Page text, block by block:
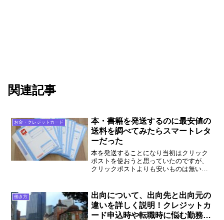
関連記事
お金・クレジットカード
本・書籍を発送するのに最安値の
送料を調べてみたらスマートレタ
ーだった
本を発送することになり当初はクリック
ポストを使おうと思っていたのですが、
クリックポストよりも安いものは無いか
です。
働き方
出向について、出向先と出向元の
違いを詳しく説明！クレジットカ
ード申込時や転職時に悩む勤務先